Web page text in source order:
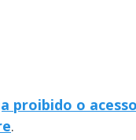
proibido o
.